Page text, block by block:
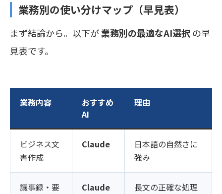
業務別の使い分けマップ（早見表）
まず結論から。以下が業務別の最適なAI選択 の早
見表です。
業務内容
おすすめ
AI
理由
ビジネス文
書作成
Claude
日本語の自然さに
強み
議事録・要
Claude 長文の正確な処理